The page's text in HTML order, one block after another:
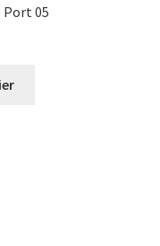
Port 05